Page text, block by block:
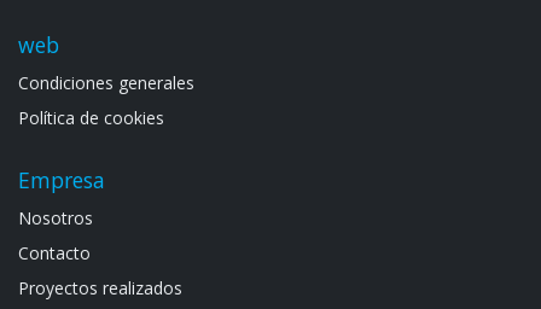
web
Condiciones generales
Política de cookies
Empresa
Noso​tros
Contacto
Proyectos realizados